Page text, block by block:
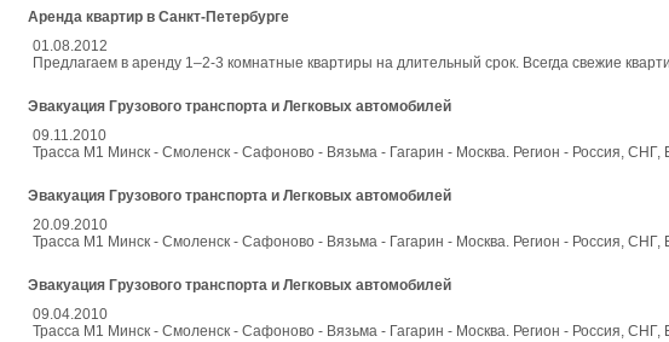
Аренда квартир в Санкт-Петербурге
01.08.2012
Предлагаем в аренду 1–2-3 комнатные квартиры на длительный срок. Всегда свежие
Эвакуация Грузового транспорта и Легковых автомобилей
09.11.2010
Трасса М1 Минск - Смоленск - Сафоново - Вязьма - Гагарин - Москва. Регион - Россия, СНГ,
Эвакуация Грузового транспорта и Легковых автомобилей
20.09.2010
Трасса М1 Минск - Смоленск - Сафоново - Вязьма - Гагарин - Москва. Регион - Россия, СНГ,
Эвакуация Грузового транспорта и Легковых автомобилей
09.04.2010
Трасса М1 Минск - Смоленск - Сафоново - Вязьма - Гагарин - Москва. Регион - Россия, СНГ,